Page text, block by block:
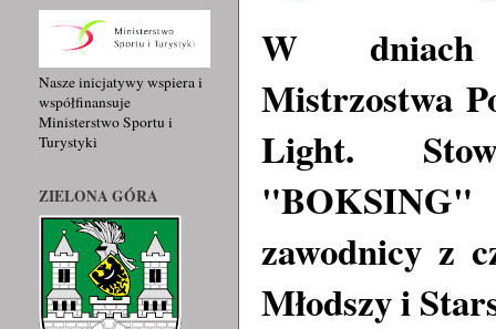
W dniach
Mistrzostwa
Light.
zawodnicy z
Młodszy i
Nasze inicjatywy wspiera i
współfinansuje
Ministerstwo Sportu i
Turystyki
ZIELONA GÓRA